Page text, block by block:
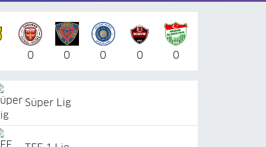
0 0 0 0 0
Süper Lig